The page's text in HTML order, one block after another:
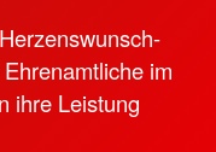
im
ihre Leistung